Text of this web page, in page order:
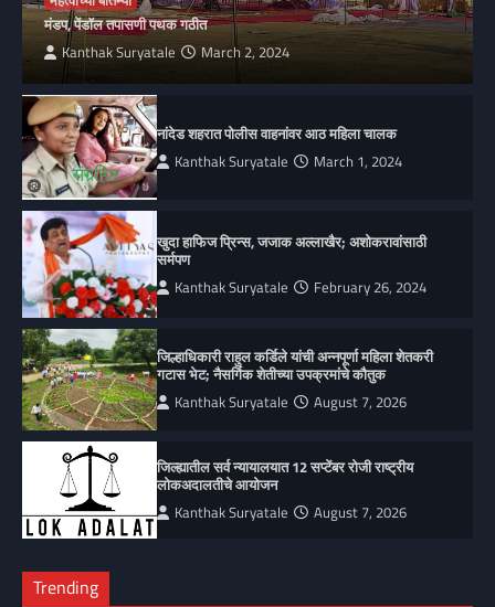
मंडप, पेंडॉल तपासणी पथक गठीत
Kanthak Suryatale March 2, 2024
नांदेड शहरात पोलीस वाहनांवर आठ महिला चालक
Kanthak Suryatale March 1, 2024
खुदा हाफिज प्रिन्स, जजाक अल्लाखैर; अशोकरावांसाठी
सर्मपण
Kanthak Suryatale February 26, 2024
जिल्हाधिकारी राहुल कर्डिले यांची अन्नपूर्णा महिला शेतकरी
गटास भेट; नैसर्गिक शेतीच्या उपक्रमांचे कौतुक
Kanthak Suryatale August 7, 2026
जिल्ह्यातील सर्व न्यायालयात 12 सप्टेंबर रोजी राष्ट्रीय
लोकअदालतीचे आयोजन
Kanthak Suryatale August 7, 2026
Trending